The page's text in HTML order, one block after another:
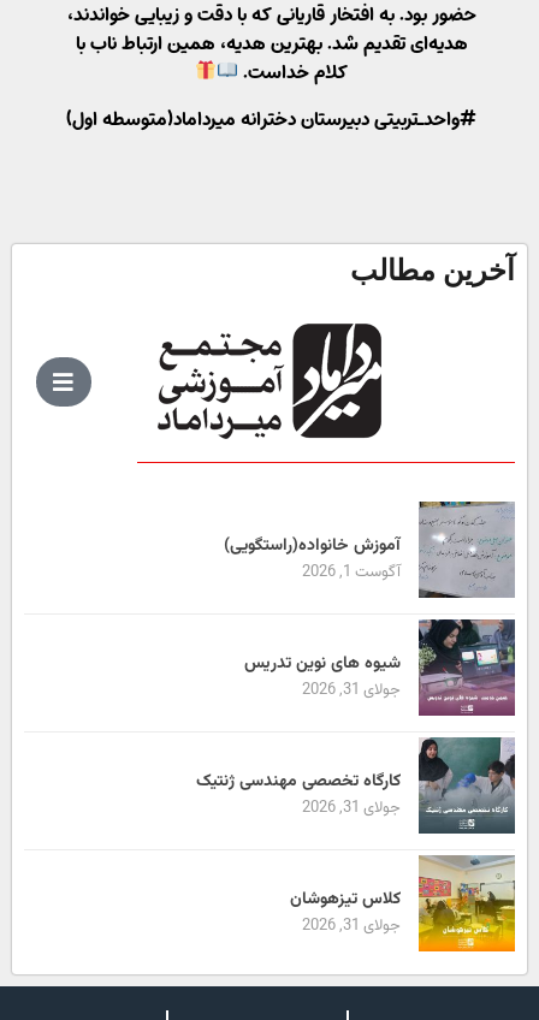
حضور بود. به افتخار قاریانی که با دقت و زیبایی خواندند،
هدیه‌ای تقدیم شد. بهترین هدیه، همین ارتباط ناب با
کلام خداست.
#واحد_تربیتی دبیرستان دخترانه میرداماد(متوسطه اول)
آخرین مطالب
آموزش خانواده(راستگویی)
آگوست 1, 2026
شیوه های نوین تدریس
جولای 31, 2026
کارگاه تخصصی مهندسی ژنتیک
جولای 31, 2026
کلاس تیزهوشان
جولای 31, 2026